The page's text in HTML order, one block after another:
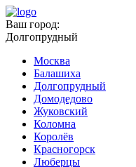
Ваш город:
Долгопрудный
Москва
Балашиха
Долгопрудный
Домодедово
Жуковский
Коломна
Королёв
Красногорск
Люберцы